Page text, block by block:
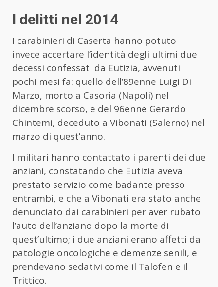
I delitti nel 2014
I carabinieri di Caserta hanno potuto
invece accertare l’identità degli ultimi due
decessi confessati da Eutizia, avvenuti
pochi mesi fa: quello dell’89enne Luigi Di
Marzo, morto a Casoria (Napoli) nel
dicembre scorso, e del 96enne Gerardo
Chintemi, deceduto a Vibonati (Salerno) nel
marzo di quest’anno.
I militari hanno contattato i parenti dei due
anziani, constatando che Eutizia aveva
prestato servizio come badante presso
entrambi, e che a Vibonati era stato anche
denunciato dai carabinieri per aver rubato
l’auto dell’anziano dopo la morte di
quest’ultimo; i due anziani erano affetti da
patologie oncologiche e demenze senili, e
prendevano sedativi come il Talofen e il
Trittico.